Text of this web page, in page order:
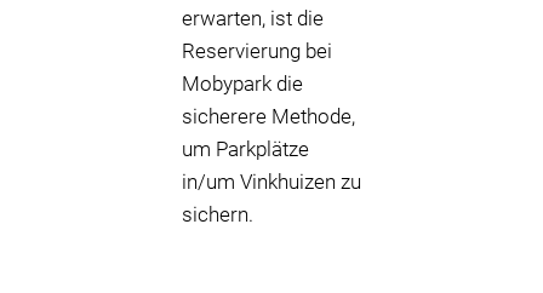
erwarten, ist die
Reservierung bei
Mobypark die
sicherere Methode,
um Parkplätze
in/um Vinkhuizen zu
sichern.